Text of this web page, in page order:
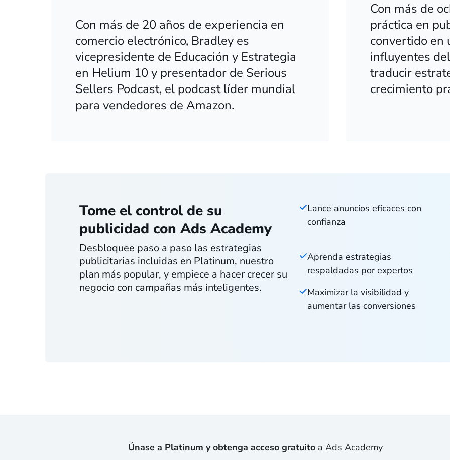
Con más de 20 años de experiencia en
comercio electrónico, Bradley es
vicepresidente de Educación y Estrategia
en Helium 10 y presentador de Serious
Sellers Podcast, el podcast líder mundial
para vendedores de Amazon.
Con más de
práctica en
convertido en
influyentes
traducir
crecimiento
Tome el control de su
publicidad con Ads Academy
Desbloquee paso a paso las estrategias
publicitarias incluidas en Platinum, nuestro
plan más popular, y empiece a hacer crecer su
negocio con campañas más inteligentes.
Lance anuncios eficaces con
confianza
Aprenda estrategias
respaldadas por expertos
Maximizar la visibilidad y
aumentar las conversiones
Únase a Platinum y obtenga acceso gratuito a Ads Academy